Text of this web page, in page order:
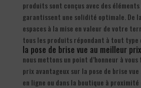
produits sont conçus avec des
garantissent une solidité optimale. De
espaces à la mise en valeur de votre
tous les produits répondant à tout type
la pose de brise vue au meilleur
nous mettons un point d’honneur à
prix avantageux sur la pose de brise
en ligne ou dans la boutique à proximité